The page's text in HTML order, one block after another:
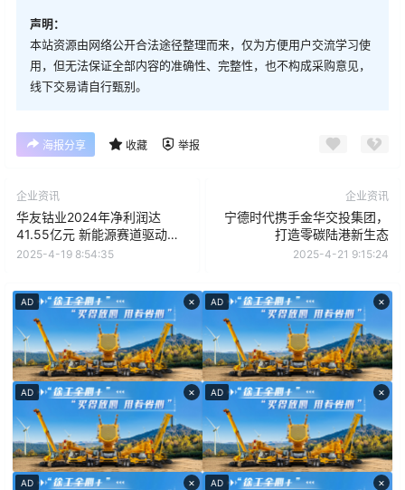
声明：
本站资源由网络公开合法途径整理而来，仅为方便用户交流学习使
用，但无法保证全部内容的准确性、完整性，也不构成采购意见，
线下交易请自行甄别。
海报分享 收藏 举报
企业资讯
华友钴业2024年净利润达
41.55亿元 新能源赛道驱动业
绩稳健增长
2025-4-19 8:54:35
企业资讯
宁德时代携手金华交投集团，
打造零碳陆港新生态
2025-4-21 9:15:24
×
AD ×
AD
×
AD ×
AD
×
AD ×
AD